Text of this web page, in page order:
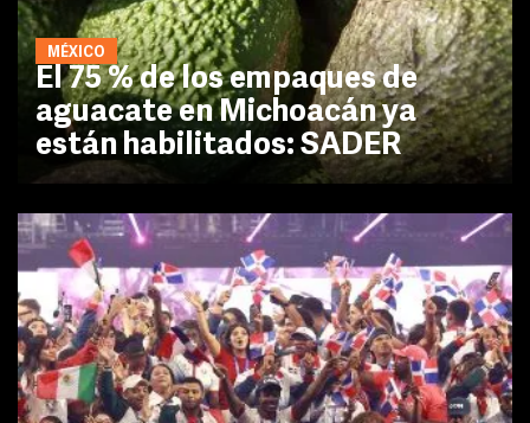
MÉXICO
El 75 % de los empaques de
aguacate en Michoacán ya
están habilitados: SADER